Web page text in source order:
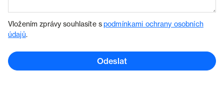
Vložením zprávy souhlasíte spodmínkami ochrany osobních
údajů.
Odeslat